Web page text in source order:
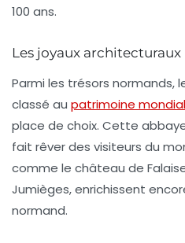
100 ans.
Les joyaux architecturaux
Parmi les trésors normands,
classé au patrimoine mondial
place de choix. Cette
fait rêver des visiteurs du
comme le château de
Jumièges, enrichissent
normand.